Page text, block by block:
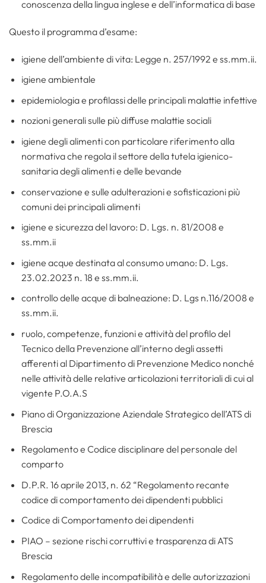
conoscenza della lingua inglese e dell’informatica di base
Questo il programma d’esame:
igiene dell’ambiente di vita: Legge n. 257/1992 e ss.mm.ii.
igiene ambientale
epidemiologia e profilassi delle principali malattie infettive
nozioni generali sulle più diffuse malattie sociali
igiene degli alimenti con particolare riferimento alla
normativa che regola il settore della tutela igienico-
sanitaria degli alimenti e delle bevande
conservazione e sulle adulterazioni e sofisticazioni più
comuni dei principali alimenti
igiene e sicurezza del lavoro: D. Lgs. n. 81/2008 e
ss.mm.ii
igiene acque destinata al consumo umano: D. Lgs.
23.02.2023 n. 18 e ss.mm.ii.
controllo delle acque di balneazione: D. Lgs n.116/2008 e
ss.mm.ii.
ruolo, competenze, funzioni e attività del profilo del
Tecnico della Prevenzione all’interno degli assetti
afferenti al Dipartimento di Prevenzione Medico nonché
nelle attività delle relative articolazioni territoriali di cui al
vigente P.O.A.S
Piano di Organizzazione Aziendale Strategico dell’ATS di
Brescia
Regolamento e Codice disciplinare del personale del
comparto
D.P.R. 16 aprile 2013, n. 62 “Regolamento recante
codice di comportamento dei dipendenti pubblici
Codice di Comportamento dei dipendenti
PIAO – sezione rischi corruttivi e trasparenza di ATS
Brescia
Regolamento delle incompatibilità e delle autorizzazioni